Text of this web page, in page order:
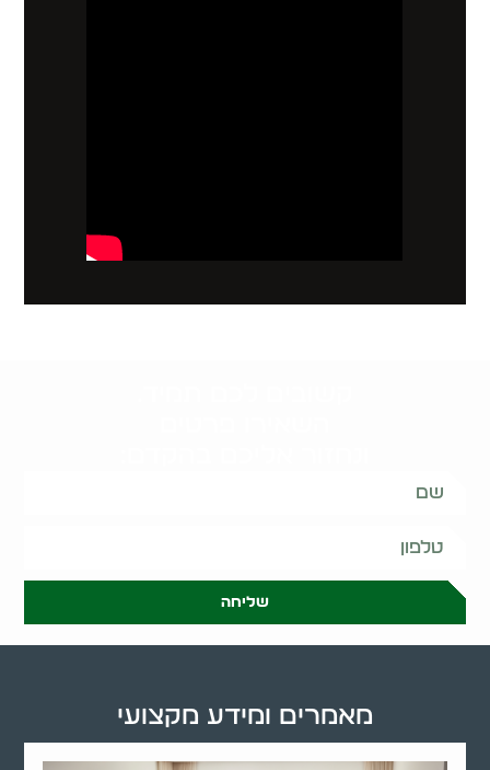
שליחה
מאמרים ומידע מקצועי